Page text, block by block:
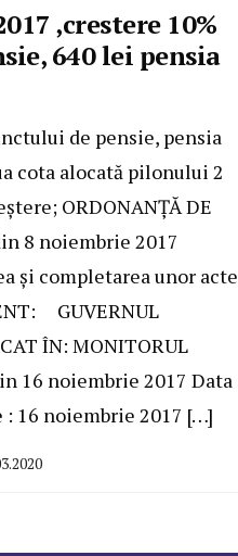
,crestere 10%
640 lei pensia
de pensie, pensia
cota alocată pilonului 2
ORDONANŢĂ DE
8 noiembrie 2017
şi completarea unor acte
GUVERNUL
ÎN: MONITORUL
16 noiembrie 2017 Data
16 noiembrie 2017 […]